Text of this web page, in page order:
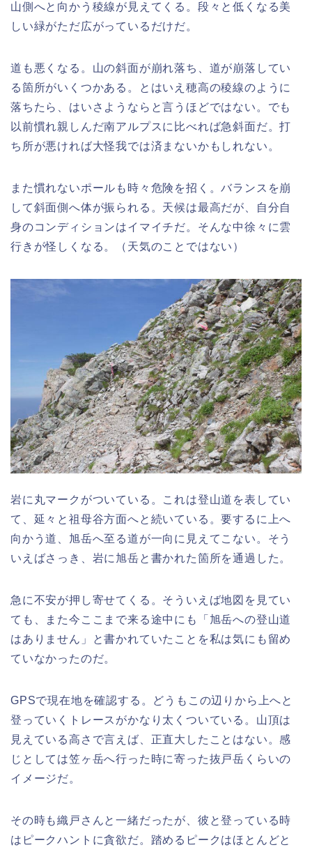
山側へと向かう稜線が見えてくる。段々と低くなる美
しい緑がただ広がっているだけだ。
道も悪くなる。山の斜面が崩れ落ち、道が崩落してい
る箇所がいくつかある。とはいえ穂高の稜線のように
落ちたら、はいさようならと言うほどではない。でも
以前慣れ親しんだ南アルプスに比べれば急斜面だ。打
ち所が悪ければ大怪我では済まないかもしれない。
また慣れないポールも時々危険を招く。バランスを崩
して斜面側へ体が振られる。天候は最高だが、自分自
身のコンディションはイマイチだ。そんな中徐々に雲
行きが怪しくなる。（天気のことではない）
岩に丸マークがついている。これは登山道を表してい
て、延々と祖母谷方面へと続いている。要するに上へ
向かう道、旭岳へ至る道が一向に見えてこない。そう
いえばさっき、岩に旭岳と書かれた箇所を通過した。
急に不安が押し寄せてくる。そういえば地図を見てい
ても、また今ここまで来る途中にも「旭岳への登山道
はありません」と書かれていたことを私は気にも留め
ていなかったのだ。
GPSで現在地を確認する。どうもこの辺りから上へと
登っていくトレースがかなり太くついている。山頂は
見えている高さで言えば、正直大したことはない。感
じとしては笠ヶ岳へ行った時に寄った抜戸岳くらいの
イメージだ。
その時も織戸さんと一緒だったが、彼と登っている時
はピークハントに貪欲だ。踏めるピークはほとんどと